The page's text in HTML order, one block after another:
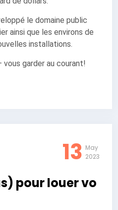
le domaine public
ainsi que les environs de
installations.
garder au courant!
13 May
2023
pour louer vo